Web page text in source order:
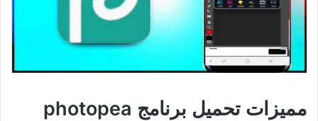
مميزات تحميل برنامج photopea